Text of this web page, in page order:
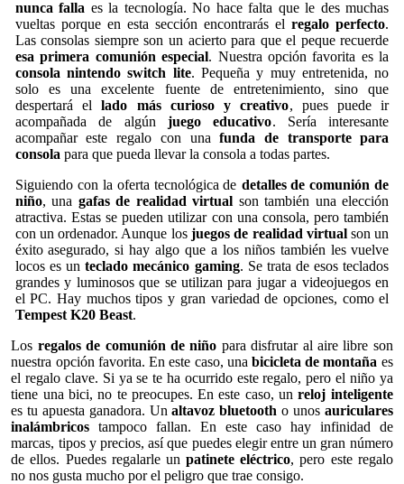
nunca falla es la tecnología. No hace falta que le des muchas
vueltas porque en esta sección encontrarás elregalo perfecto.
Las consolas siempre son un acierto para que el peque recuerde
esa primera comunión especial. Nuestra opción favorita es la
consola nintendo switch lite. Pequeña y muy entretenida, no
solo es una excelente fuente de entretenimiento, sino que
despertará ellado más curioso y creativo, pues puede ir
acompañada de algún juego educativo. Sería interesante
acompañar este regalo con unafunda de transporte para
consola para que pueda llevar la consola a todas partes.
Siguiendo con la oferta tecnológica de detalles de comunión de
niño, una gafas de realidad virtual son también una elección
atractiva. Estas se pueden utilizar con una consola, pero también
con un ordenador. Aunque los juegos de realidad virtualson un
éxito asegurado, si hay algo que a los niños también les vuelve
locos es unteclado mecánico gaming. Se trata de esos teclados
grandes y luminosos que se utilizan para jugar a videojuegos en
el PC. Hay muchos tipos y gran variedad de opciones, como el
Tempest K20 Beast.
Los regalos de comunión de niño para disfrutar al aire libre son
nuestra opción favorita. En este caso, una bicicleta de montaña es
el regalo clave. Si ya se te ha ocurrido este regalo, pero el niño ya
tiene una bici, no te preocupes. En este caso, unreloj inteligente
es tu apuesta ganadora. Unaltavoz bluetooth o unos auriculares
inalámbricos tampoco fallan. En este caso hay infinidad de
marcas, tipos y precios, así que puedes elegir entre un gran número
de ellos. Puedes regalarle unpatinete eléctrico, pero este regalo
no nos gusta mucho por el peligro que trae consigo.